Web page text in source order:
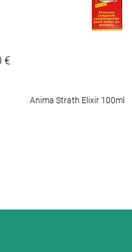
€
Anima Strath Elixir 100ml